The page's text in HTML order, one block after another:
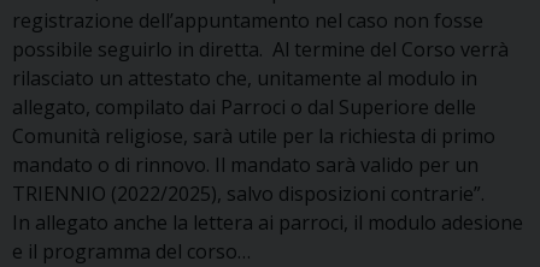
registrazione dell’appuntamento nel caso non fosse
possibile seguirlo in diretta. Al termine del Corso verrà
rilasciato un attestato che, unitamente al modulo in
allegato, compilato dai Parroci o dal Superiore delle
Comunità religiose, sarà utile per la richiesta di primo
mandato o di rinnovo. Il mandato sarà valido per un
TRIENNIO (2022/2025), salvo disposizioni contrarie”.
In allegato anche la lettera ai parroci, il modulo adesione
e il programma del corso…